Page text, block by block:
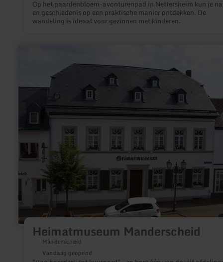
Op het paardenbloem-avonturenpad in Nettersheim kun je
en geschiedenis op een praktische manier ontdekken. De
wandeling is ideaal voor gezinnen met kinderen.
Heimatmuseum Manderscheid
Manderscheid
Vandaag geopend
Heimatmuseum
Manderscheid